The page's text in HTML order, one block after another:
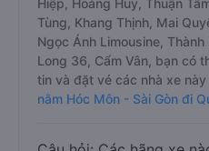
Hiệp, Hoàng Huy, Thuận
Tùng, Khang Thịnh, Mai
Ngọc Ánh Limousine,
Long 36, Cẩm Vân, bạn có
tin và đặt vé các nhà xe
nằm Hóc Môn - Sài Gòn đi